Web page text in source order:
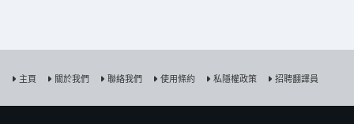
主頁 關於我們 聯絡我們 使用條約 私隱權政策 招聘翻譯員